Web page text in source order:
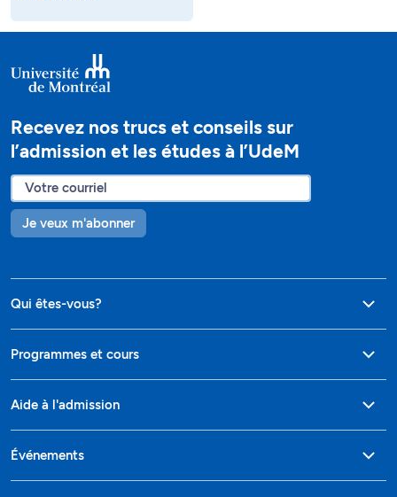
Recevez nos trucs et conseils sur
l’admission et les études à l’UdeM
Je veux m'abonner
Qui êtes-vous?
Programmes et cours
Aide à l'admission
Événements